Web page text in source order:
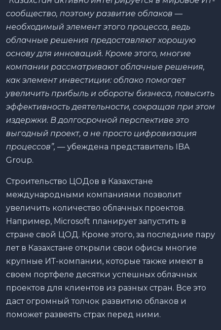
сообщество, поэтому развитие облаков —
необходимый элемент этого процесса, ведь
облачные решения предоставляют хорошую
основу для инноваций. Кроме этого, многие
компании рассматривают облачные решения,
как элемент инвестиции: облако помогает
увеличить прибыль и обороты бизнеса, повысить
эффективность деятельности, сокращая при этом
издержки. В долгосрочной перспективе это
выгодный проект, а не просто цифровизация
процессов”, — убеждена представитель IBA
Group.
Строительство ЦОДов в Казахстане
международными компаниями позволит
увеличить количество облачных проектов.
Например, Microsoft планирует запустить в
стране свой ЦОД. Кроме этого, за последние пару
лет в Казахстане открыли свои офисы многие
крупные ИТ-компании, которые также имеют в
своем портфеле десятки успешных облачных
проектов для клиентов из разных стран. Все это
даст огромный толчок развитию облаков и
поможет развеять страх перед ними.